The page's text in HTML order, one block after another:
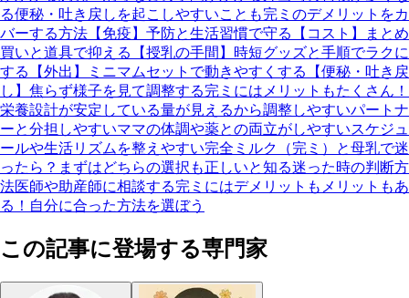
る便秘・吐き戻しを起こしやすいことも完ミのデメリットをカ
バーする方法 【免疫】予防と生活習慣で守る
【コスト】まとめ
買いと道具で抑える
【授乳の手間】時短グッズと手順でラクに
する
【外出】ミニマムセットで動きやすくする
【便秘・吐き戻
し】焦らず様子を見て調整する完ミにはメリットもたくさん！
栄養設計が安定している量が見えるから調整しやすいパートナ
ーと分担しやすいママの体調や薬との両立がしやすいスケジュ
ールや生活リズムを整えやすい完全ミルク（完ミ）と母乳で迷
ったら？ まずはどちらの選択も正しいと知る迷った時の判断方
法医師や助産師に相談する完ミにはデメリットもメリットもあ
る！自分に合った方法を選ぼう
この記事に登場する専門家